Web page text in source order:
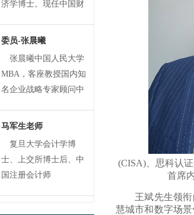
济学博士。现任中国财
部财政科学研究所）研
委员-张晨曦
张晨曦中国人民大学
MBA，客座教授国内知
名企业战略专家顾问中
北京中泰合信管理顾问
马军生老师
复旦大学会计学博
士、上交所博士后、中
国注册会计师
(CISA)、思科认
首席
王斌先生领
慧城市和数字场